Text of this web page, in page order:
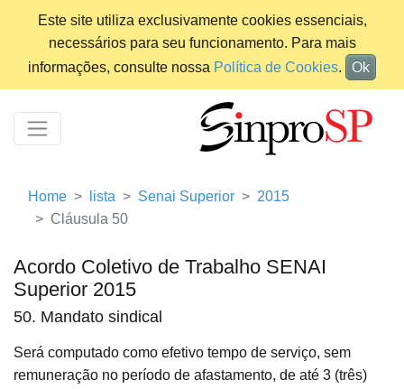
Este site utiliza exclusivamente cookies essenciais,
necessários para seu funcionamento. Para mais
informações, consulte nossa Política de Cookies. Ok
Home lista Senai Superior
2015
Cláusula 50
Acordo Coletivo de Trabalho SENAI
Superior 2015
50. Mandato sindical
Será computado como efetivo tempo de serviço, sem
remuneração no período de afastamento, de até 3 (três)